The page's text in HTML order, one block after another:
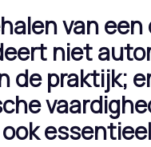
van een
niet
de praktijk;
ook